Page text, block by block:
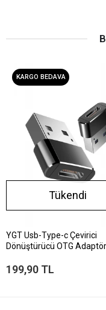
KARGO BEDAVA
Tükendi
YGT Usb-Type-c Çevirici
Dönüştürücü OTG Adaptör
199,90 TL